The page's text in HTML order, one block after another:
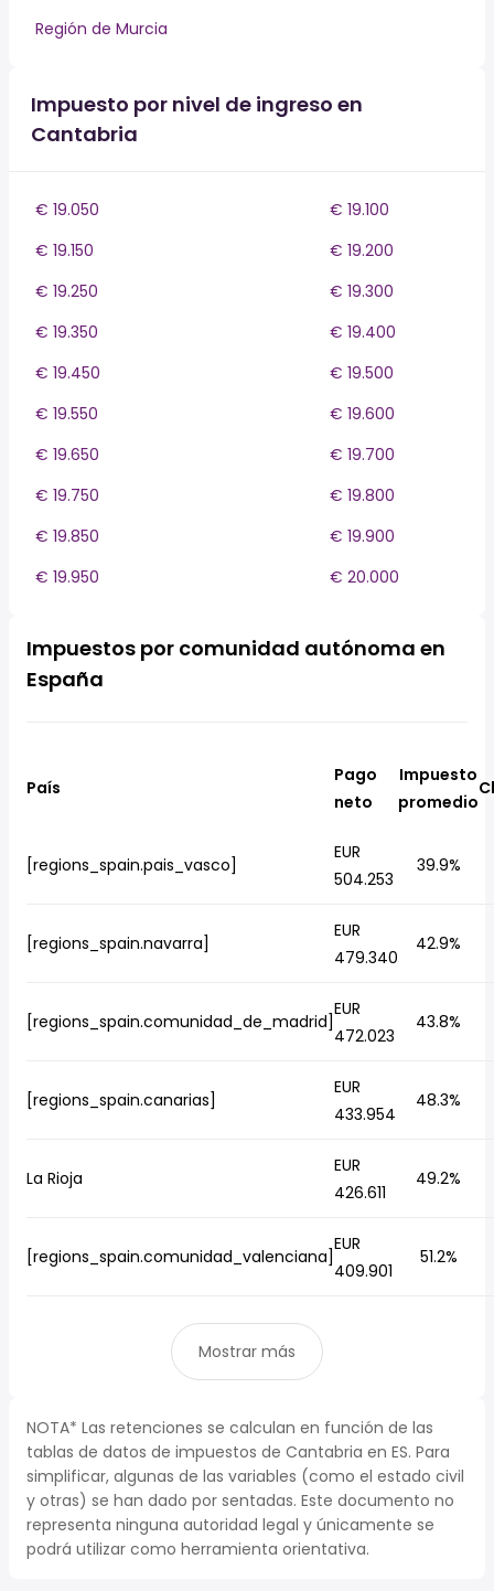
Región de Murcia
Impuesto por nivel de ingreso en
Cantabria
€ 19.050
€ 19.100
€ 19.150
€ 19.200
€ 19.250
€ 19.300
€ 19.350
€ 19.400
€ 19.450
€ 19.500
€ 19.550
€ 19.600
€ 19.650
€ 19.700
€ 19.750
€ 19.800
€ 19.850
€ 19.900
€ 19.950
€ 20.000
Impuestos por comunidad autónoma en
España
País
Pago
neto
Impuesto
promedio
[regions_spain.pais_vasco]
EUR
504.253
39.9%
[regions_spain.navarra]
EUR
479.340
42.9%
[regions_spain.comunidad_de_madrid]
EUR
472.023
43.8%
[regions_spain.canarias]
EUR
433.954
48.3%
La Rioja
EUR
426.611
49.2%
[regions_spain.comunidad_valenciana]
EUR
409.901
51.2%
Mostrar más
NOTA* Las retenciones se calculan en función de las
tablas de datos de impuestos de Cantabria en ES. Para
simplificar, algunas de las variables (como el estado civil
y otras) se han dado por sentadas. Este documento no
representa ninguna autoridad legal y únicamente se
podrá utilizar como herramienta orientativa.